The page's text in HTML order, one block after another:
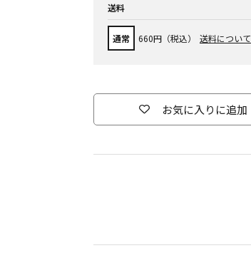
送料
通常 660円（税込） 送料について
お気に入りに追加